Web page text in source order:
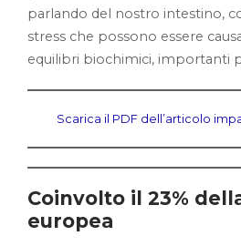
parlando del nostro intestino,
stress che possono essere
equilibri biochimici, importanti
Scarica il PDF dell’articolo
Coinvolto il 23%
europea